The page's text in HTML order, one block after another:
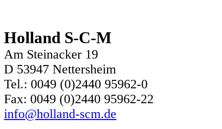
Holland S-C-M
Am Steinacker 19
D 53947 Nettersheim
Tel.: 0049 (0)2440 95962-0
Fax: 0049 (0)2440 95962-22
info@holland-scm.de